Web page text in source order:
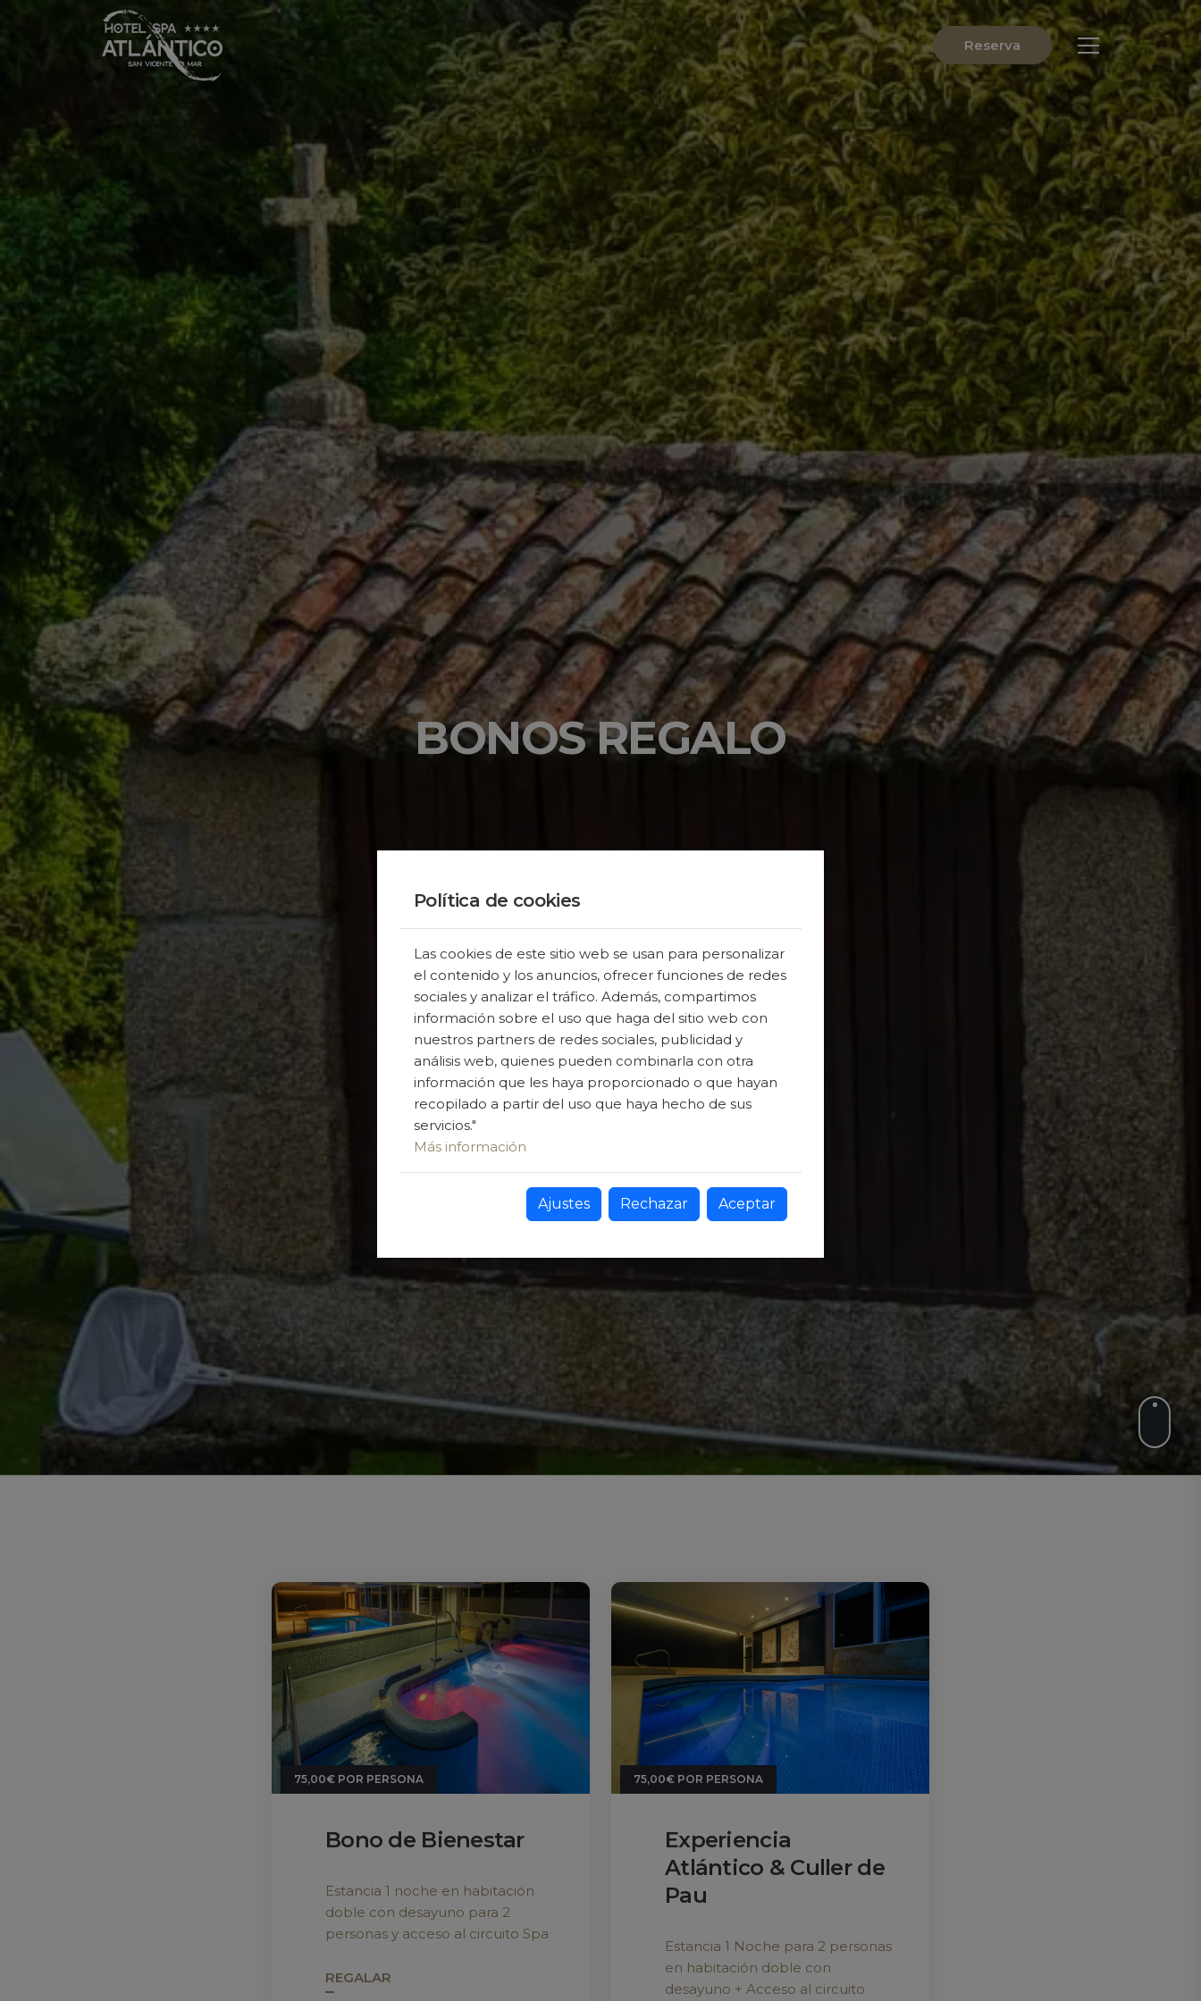
Reserva
BONOS REGALO
75,00€ POR PERSONA
Bono de Bienestar
Estancia 1 noche en habitación
doble con desayuno para 2
personas y acceso al circuito Spa
REGALAR
75,00€ POR PERSONA
Experiencia
Atlántico & Culler de
Pau
Estancia 1 Noche para 2 personas
en habitación doble con
desayuno + Acceso al circuito
Hotel Spa Atlántico ****
Lugar de Granxa, 15 | CP. 36989
San Vicente do Mar - O Grove
info@hotelspatlantico.com
Explore
Habitaciones
Spa
Equipamiento
Fotos
Promociones
Prensa
Newsletter
He leído y acepto
Para estar al tanto de novedades,
promociones y noticias
Política de cookies
Las cookies de este sitio web se usan para personalizar
el contenido y los anuncios, ofrecer funciones de redes
sociales y analizar el tráfico. Además, compartimos
información sobre el uso que haga del sitio web con
nuestros partners de redes sociales, publicidad y
análisis web, quienes pueden combinarla con otra
información que les haya proporcionado o que hayan
recopilado a partir del uso que haya hecho de sus
servicios."
Más información
Ajustes Rechazar Aceptar